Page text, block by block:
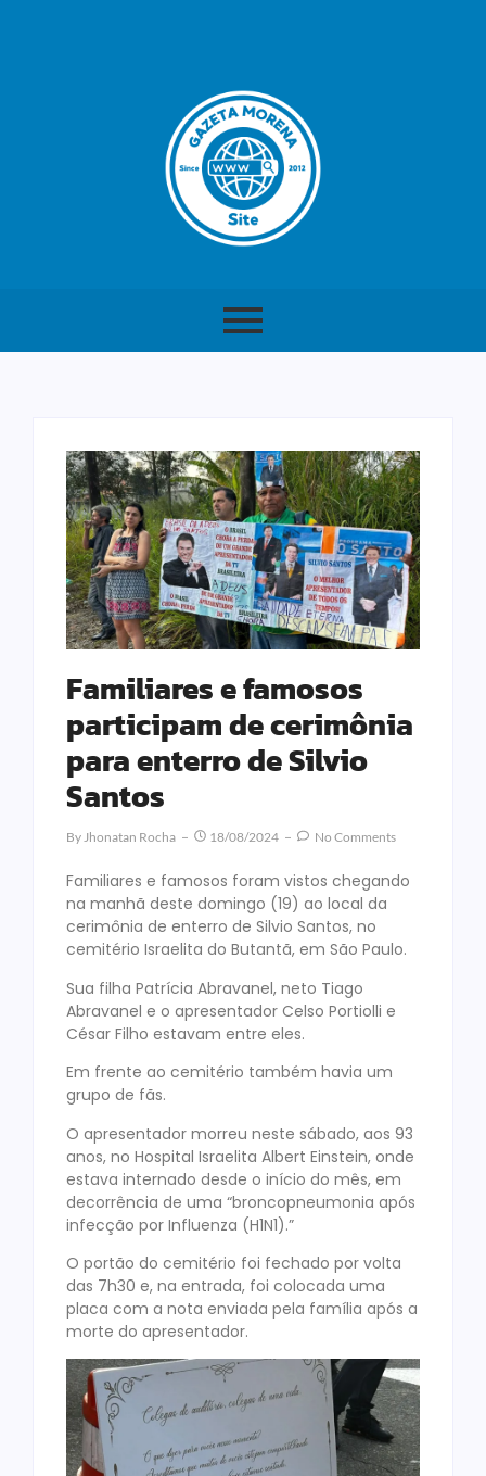
Familiares e famosos
participam de cerimônia
para enterro de Silvio
Santos
ByJhonatan Rocha 18/08/2024 No Comments
Familiares e famosos foram vistos chegando
na manhã deste domingo (19) ao local da
cerimônia de enterro de Silvio Santos, no
cemitério Israelita do Butantã, em São Paulo.
Sua filha Patrícia Abravanel, neto Tiago
Abravanel e o apresentador Celso Portiolli e
César Filho estavam entre eles.
Em frente ao cemitério também havia um
grupo de fãs.
O apresentador morreu neste sábado, aos 93
anos, no Hospital Israelita Albert Einstein, onde
estava internado desde o início do mês, em
decorrência de uma “broncopneumonia após
infecção por Influenza (H1N1).”
O portão do cemitério foi fechado por volta
das 7h30 e, na entrada, foi colocada uma
placa com a nota enviada pela família após a
morte do apresentador.